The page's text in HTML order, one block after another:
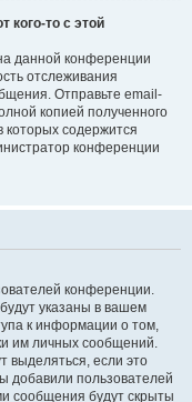
кого-то с этой
данной конференции
отслеживания
Отправьте email-
копией полученного
которых содержится
конференции
конференции.
указаны в вашем
к информации о том,
им личных сообщений.
выделяться, если это
добавили пользователей
сообщения будут скрыты